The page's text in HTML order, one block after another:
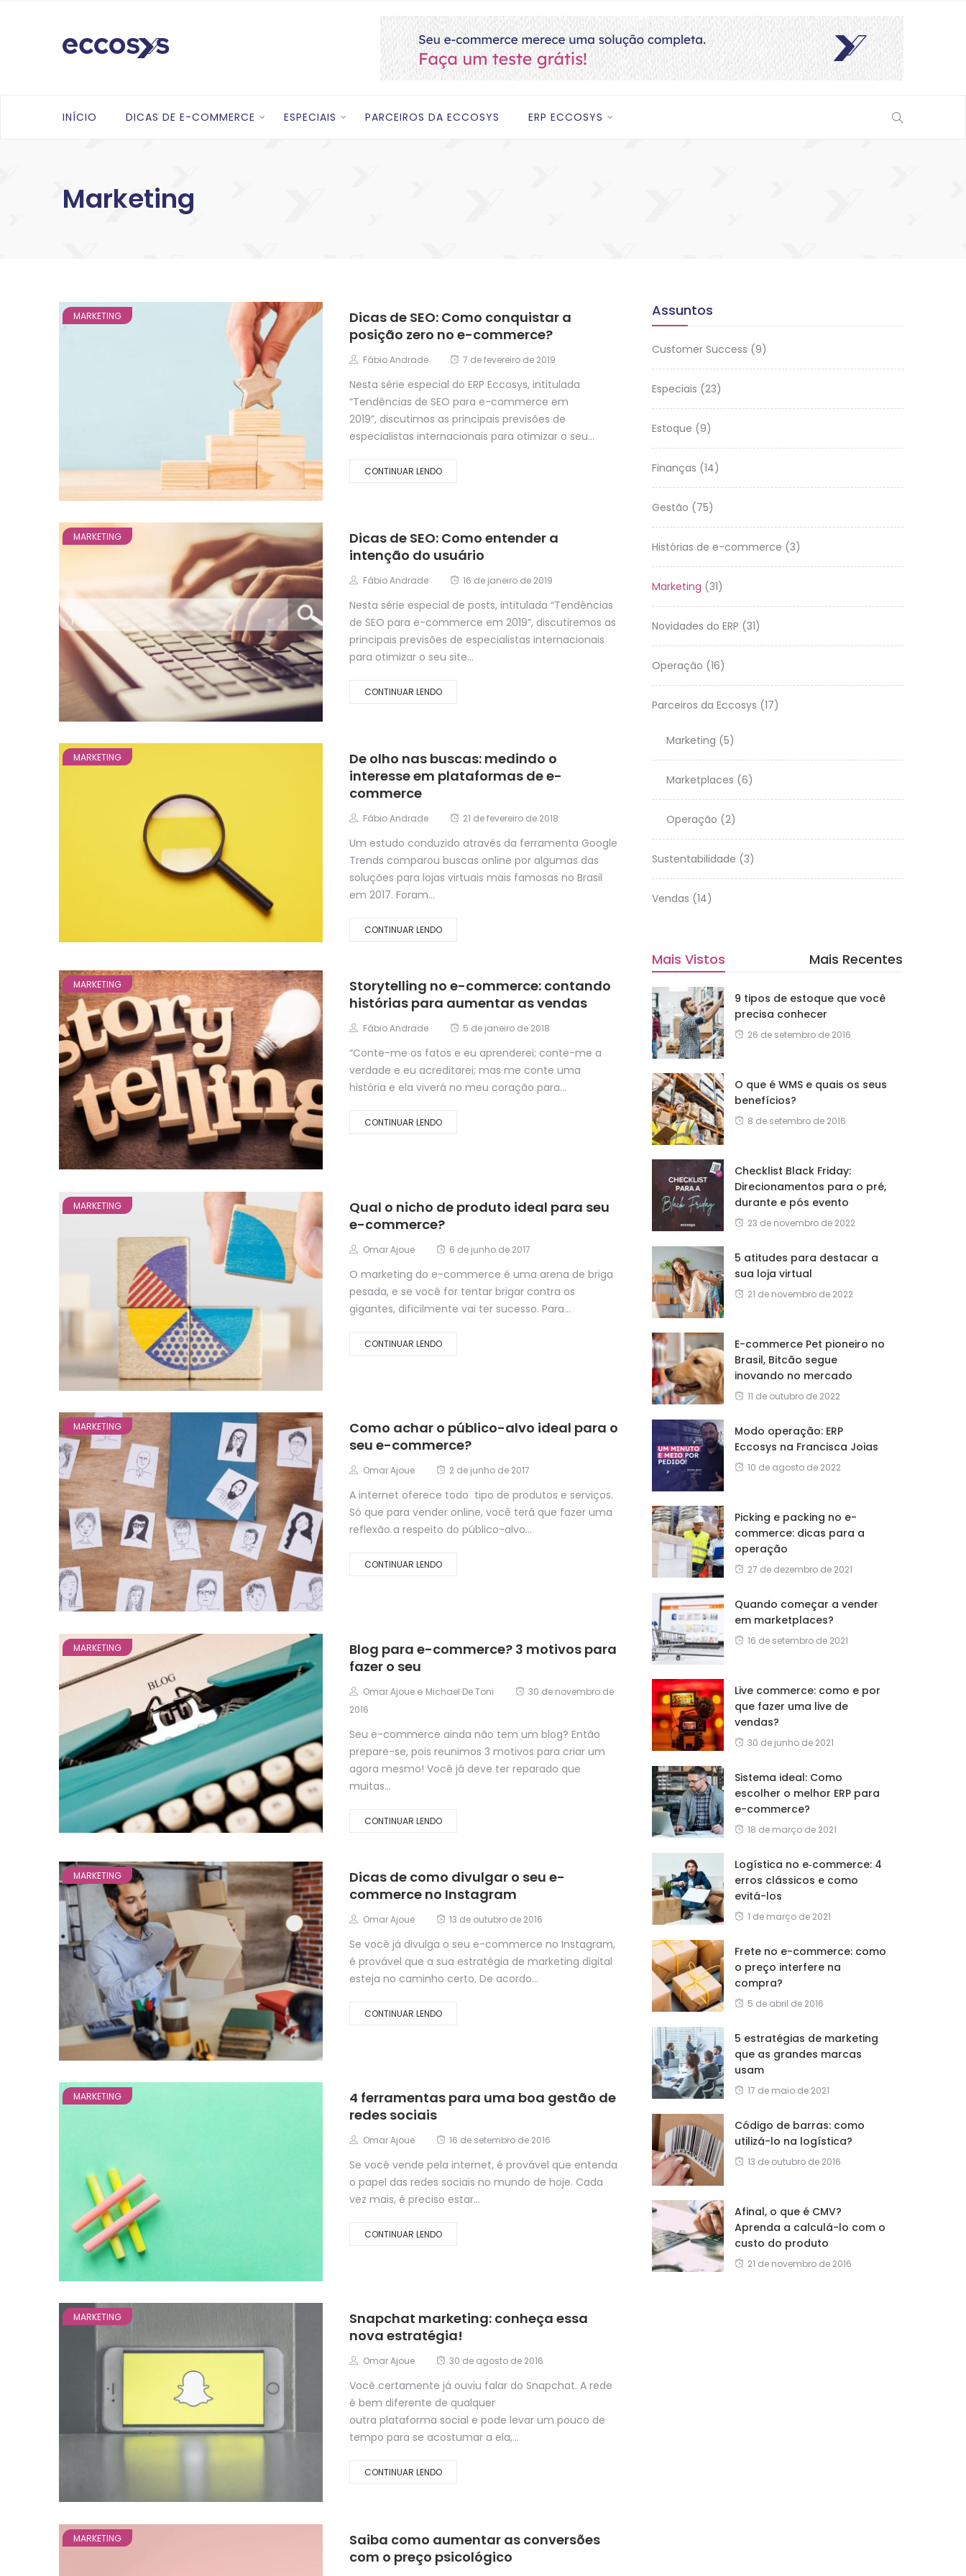
INÍCIO DICAS DE E-COMMERCE ESPECIAIS PARCEIROS DA ECCOSYS ERP ECCOSYS
Marketing
MARKETING
Dicas de SEO: Como conquistar a
posição zero no e-commerce?
Fábio Andrade 7 de fevereiro de 2019
Nesta série especial do ERP Eccosys, intitulada
“Tendências de SEO para e-commerce em
2019”, discutimos as principais previsões de
especialistas internacionais para otimizar o seu...
CONTINUAR LENDO
MARKETING
Dicas de SEO: Como entender a
intenção do usuário
Fábio Andrade 16 de janeiro de 2019
Nesta série especial de posts, intitulada “Tendências
de SEO para e-commerce em 2019”, discutiremos as
principais previsões de especialistas internacionais
para otimizar o seu site...
CONTINUAR LENDO
MARKETING
De olho nas buscas: medindo o
interesse em plataformas de e-
commerce
Fábio Andrade 21 de fevereiro de 2018
Um estudo conduzido através da ferramenta Google
Trends comparou buscas online por algumas das
soluções para lojas virtuais mais famosas no Brasil
em 2017. Foram...
CONTINUAR LENDO
MARKETING
Storytelling no e-commerce: contando
histórias para aumentar as vendas
Fábio Andrade 5 de janeiro de 2018
“Conte-me os fatos e eu aprenderei; conte-me a
verdade e eu acreditarei; mas me conte uma
história e ela viverá no meu coração para...
CONTINUAR LENDO
MARKETING
Qual o nicho de produto ideal para seu
e-commerce?
Omar Ajoue 6 de junho de 2017
O marketing do e-commerce é uma arena de briga
pesada, e se você for tentar brigar contra os
gigantes, dificilmente vai ter sucesso. Para...
CONTINUAR LENDO
MARKETING
Como achar o público-alvo ideal para o
seu e-commerce?
Omar Ajoue 2 de junho de 2017
A internet oferece todo tipo de produtos e serviços.
Só que para vender online, você terá que fazer uma
reflexão a respeito do público-alvo...
CONTINUAR LENDO
MARKETING
Blog para e-commerce? 3 motivos para
fazer o seu
Omar Ajoue e Michael De Toni
30 de novembro de
2016
Seu e-commerce ainda não tem um blog? Então
prepare-se, pois reunimos 3 motivos para criar um
agora mesmo! Você já deve ter reparado que
muitas...
CONTINUAR LENDO
MARKETING
Dicas de como divulgar o seu e-
commerce no Instagram
Omar Ajoue 13 de outubro de 2016
Se você já divulga o seu e-commerce no Instagram,
é provável que a sua estratégia de marketing digital
esteja no caminho certo. De acordo...
CONTINUAR LENDO
MARKETING
4 ferramentas para uma boa gestão de
redes sociais
Omar Ajoue 16 de setembro de 2016
Se você vende pela internet, é provável que entenda
o papel das redes sociais no mundo de hoje. Cada
vez mais, é preciso estar...
CONTINUAR LENDO
MARKETING
Snapchat marketing: conheça essa
nova estratégia!
Omar Ajoue 30 de agosto de 2016
Você certamente já ouviu falar do Snapchat. A rede
é bem diferente de qualquer
outra plataforma social e pode levar um pouco de
tempo para se acostumar a ela,...
CONTINUAR LENDO
MARKETING
Saiba como aumentar as conversões
com o preço psicológico
Assuntos
Customer Success (9)
Especiais (23)
Estoque (9)
Finanças (14)
Gestão (75)
Histórias de e-commerce (3)
Marketing (31)
Novidades do ERP (31)
Operação (16)
Parceiros da Eccosys (17)
Marketing (5)
Marketplaces (6)
Operação (2)
Sustentabilidade (3)
Vendas (14)
Mais Vistos Mais Recentes
9 tipos de estoque que você
precisa conhecer
26 de setembro de 2016
O que é WMS e quais os seus
benefícios?
8 de setembro de 2016
Checklist Black Friday:
Direcionamentos para o pré,
durante e pós evento
23 de novembro de 2022
5 atitudes para destacar a
sua loja virtual
21 de novembro de 2022
E-commerce Pet pioneiro no
Brasil, Bitcão segue
inovando no mercado
11 de outubro de 2022
Modo operação: ERP
Eccosys na Francisca Joias
10 de agosto de 2022
Picking e packing no e-
commerce: dicas para a
operação
27 de dezembro de 2021
Quando começar a vender
em marketplaces?
16 de setembro de 2021
Live commerce: como e por
que fazer uma live de
vendas?
30 de junho de 2021
Sistema ideal: Como
escolher o melhor ERP para
e-commerce?
18 de março de 2021
Logística no e‑commerce: 4
erros clássicos e como
evitá-los
1 de março de 2021
Frete no e-commerce: como
o preço interfere na
compra?
5 de abril de 2016
5 estratégias de marketing
que as grandes marcas
usam
17 de maio de 2021
Código de barras: como
utilizá-lo na logística?
13 de outubro de 2016
Afinal, o que é CMV?
Aprenda a calculá-lo com o
custo do produto
21 de novembro de 2016